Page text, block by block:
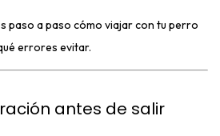
paso a paso cómo viajar con tu perro
errores evitar.
antes de salir